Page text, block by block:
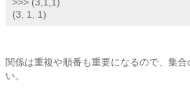
(3, 1, 1)
関係は重複や順番も重要になるので、集
い。